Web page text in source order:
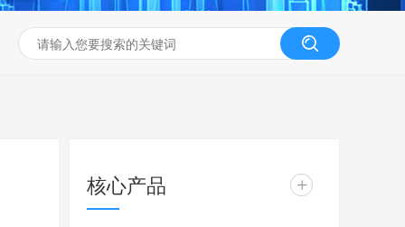
核心产品 +